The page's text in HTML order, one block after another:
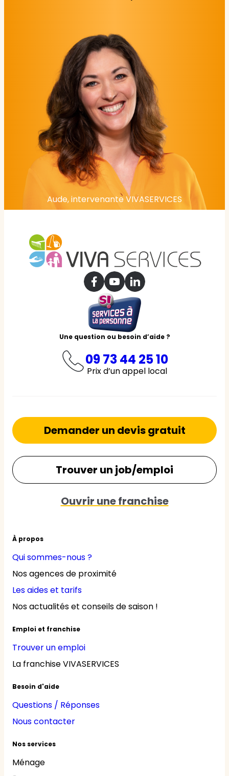
Aude, intervenante VIVASERVICES
Une question ou besoin d’aide ?
09 73 44 25 10
Prix d’un appel local
À propos
Qui sommes-nous ?
Nos agences de proximité
Les aides et tarifs
Nos actualités et conseils de saison !
Emploi et franchise
Trouver un emploi
La franchise VIVASERVICES
Besoin d'aide
Questions / Réponses
Nous contacter
Nos services
Ménage
Demander un devis gratuit
Trouver un job/emploi
Ouvrir une franchise